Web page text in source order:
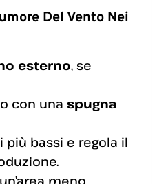
Del Vento Nei
esterno, se
con una spugna
più bassi e regola il
meno